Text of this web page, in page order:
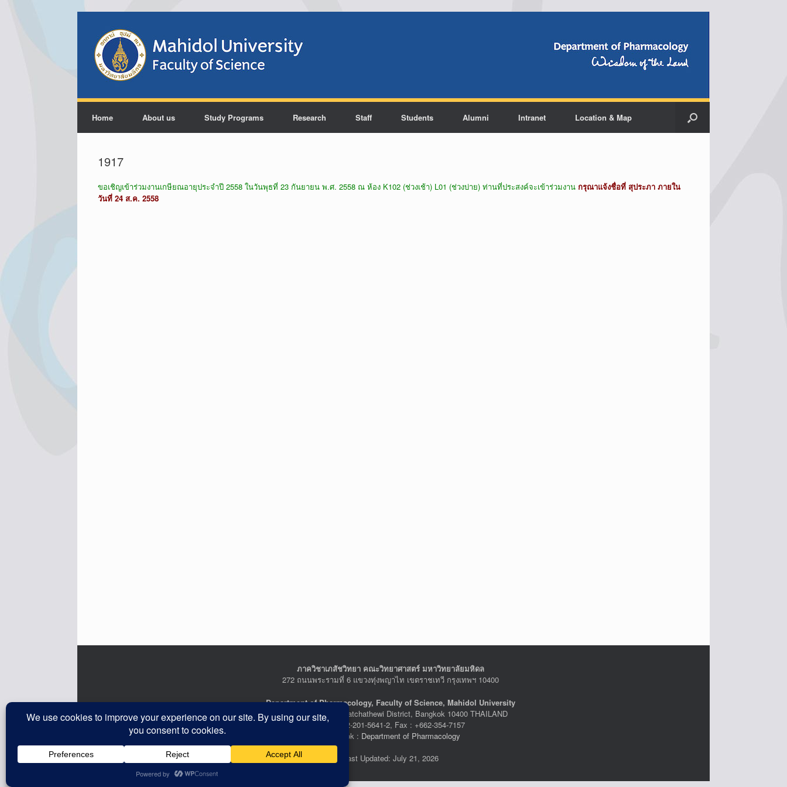
Home About us Study Programs Research Staff Students Alumni Intranet Location & Map
1917
ขอเชิญเข้าร่วมงานเกษียณอายุประจำปี 2558 ในวันพุธที่ 23 กันยายน พ.ศ. 2558 ณ ห้อง K102 (ช่วงเช้า) L01 (ช่วงบ่าย) ท่านที่ประสงค์จะเข้าร่วมงาน กรุณาแจ้งชื่อที่ สุประภา ภายใน
วันที่ 24 ส.ค. 2558
ภาควิชาเภสัชวิทยา คณะวิทยาศาสตร์ มหาวิทยาลัยมหิดล
272 ถนนพระรามที่ 6 แขวงทุ่งพญาไท เขตราชเทวี กรุงเทพฯ 10400
Department of Pharmacology, Faculty of Science, Mahidol University
272 Rama VI Road, Ratchathewi District, Bangkok 10400 THAILAND
Tel : +662-201-5641-2, Fax : +662-354-7157
Facebook : Department of Pharmacology
Last Updated: July 21, 2026